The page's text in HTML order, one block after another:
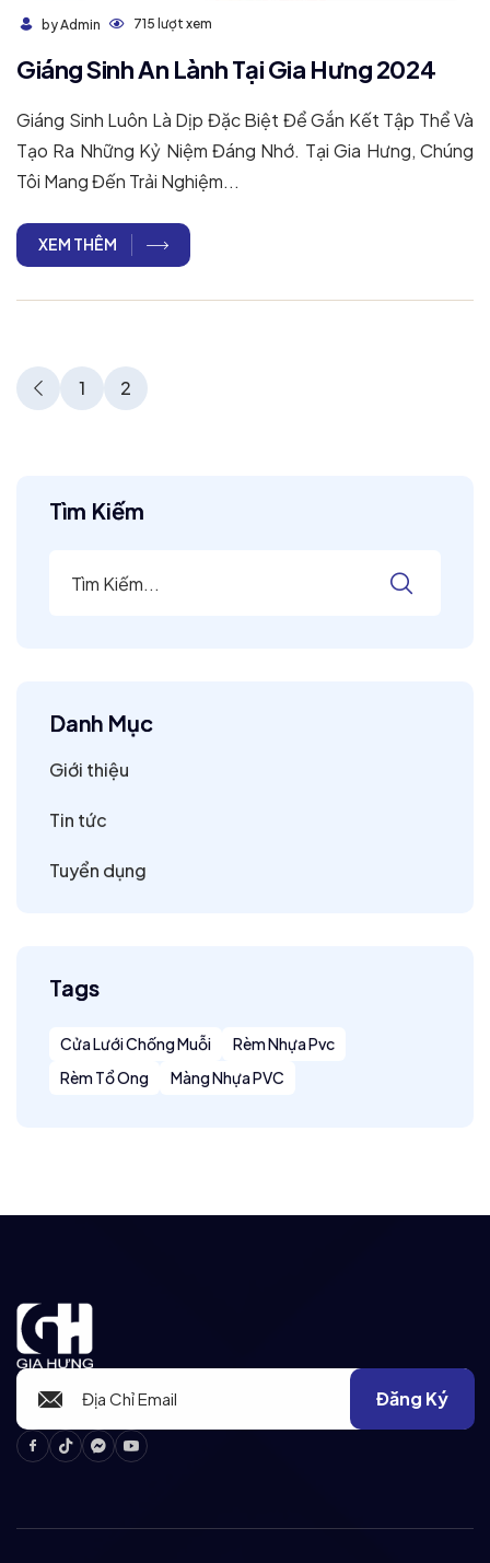
by Admin 715 lượt xem
Giáng Sinh An Lành Tại Gia Hưng 2024
Giáng Sinh Luôn Là Dịp Đặc Biệt Để Gắn Kết Tập Thể Và
Tạo Ra Những Kỷ Niệm Đáng Nhớ. Tại Gia Hưng, Chúng
Tôi Mang Đến Trải Nghiệm...
XEM THÊM
1 2
Tìm Kiếm
Danh Mục
Giới thiệu
Tin tức
Tuyển dụng
Tags
Cửa Lưới Chống Muỗi
Rèm Nhựa Pvc
Rèm Tổ Ong
Màng Nhựa PVC
Đăng Ký
Facebook
TiktokMessenger
Youtube